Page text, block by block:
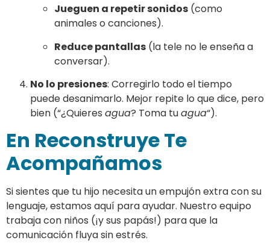
Jueguen a repetir sonidos (como
animales o canciones).
Reduce pantallas (la tele no le enseña a
conversar).
No lo presiones: Corregirlo todo el tiempo
puede desanimarlo. Mejor repite lo que dice, pero
bien (“¿Quieres agua? Toma tuagua“).
En Reconstruye Te
Acompañamos
Si sientes que tu hijo necesita un empujón extra con su
lenguaje, estamos aquí para ayudar. Nuestro equipo
trabaja con niños (¡y sus papás!) para que la
comunicación fluya sin estrés.